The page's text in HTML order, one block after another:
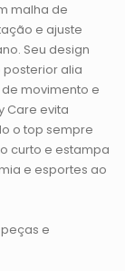
malha de
e ajuste
Seu design
alia
movimento e
Care evita
o top sempre
curto e estampa
e esportes ao
e